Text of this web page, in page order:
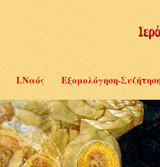
Ι.Ναός Εξομολόγηση-